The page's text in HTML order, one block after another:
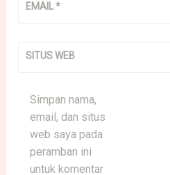
EMAIL*
SITUS WEB
Simpan nama,
email, dan situs
web saya pada
peramban ini
untuk komentar